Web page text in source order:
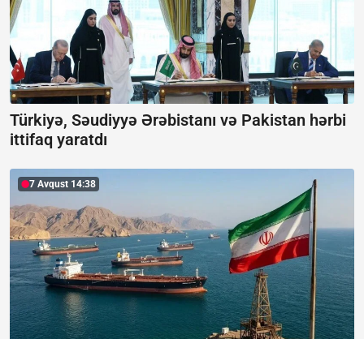
Türkiyə, Səudiyyə Ərəbistanı və Pakistan hərbi
ittifaq yaratdı
7 Avqust 14:38